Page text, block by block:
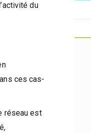
du
ces cas-
réseau est